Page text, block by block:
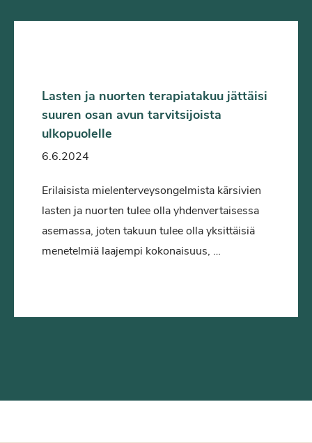
Lasten ja nuorten terapiatakuu jättäisi
suuren osan avun tarvitsijoista
ulkopuolelle
6.6.2024
Erilaisista mielenterveysongelmista kärsivien
lasten ja nuorten tulee olla yhdenvertaisessa
asemassa, joten takuun tulee olla yksittäisiä
menetelmiä laajempi kokonaisuus, …